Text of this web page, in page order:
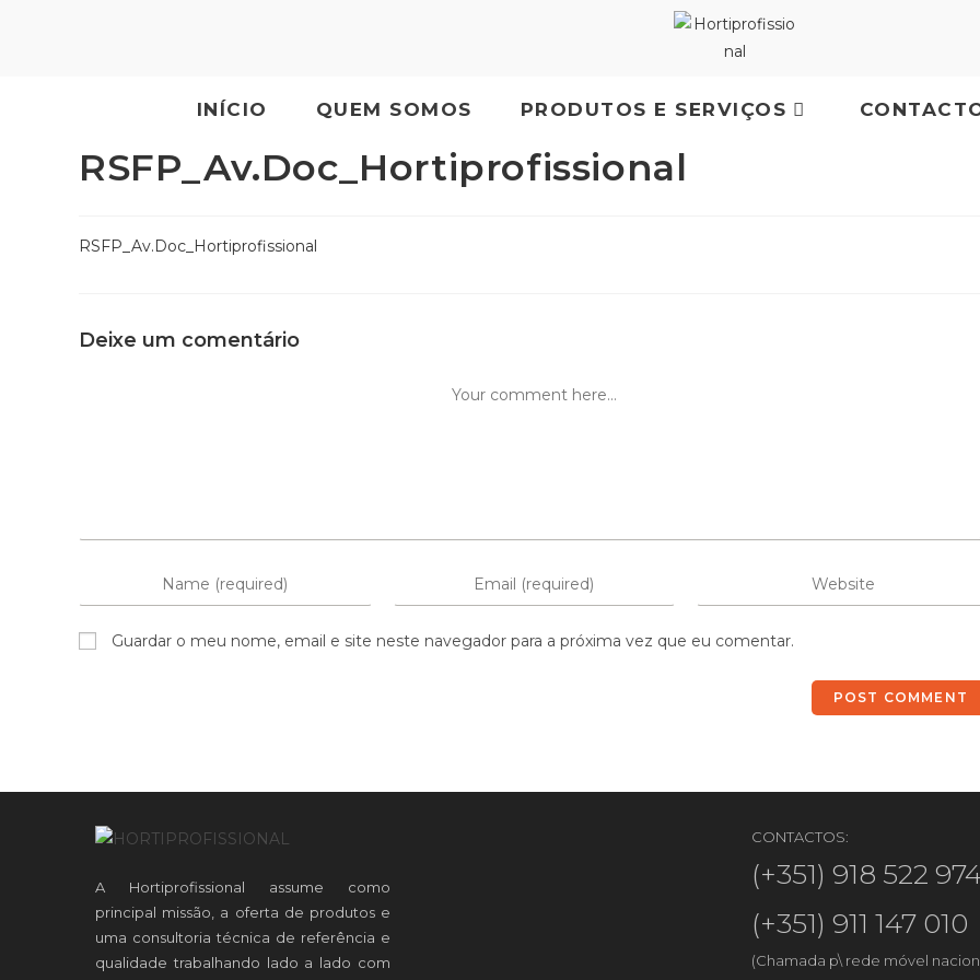
INÍCIO QUEM SOMOS PRODUTOS E SERVIÇOS
RSFP_Av.Doc_Hortiprofissional
RSFP_Av.Doc_Hortiprofissional
Deixe um comentário
Guardar o meu nome, email e site neste navegador para a próxima vez que eu comentar.
A Hortiprofissional assume como
principal missão, a oferta de produtos e
uma consultoria técnica de referência e
qualidade trabalhando lado a lado com
CONTACTOS:
(+351) 918 522
(+351) 911 147 010
(Chamada p\ rede móvel